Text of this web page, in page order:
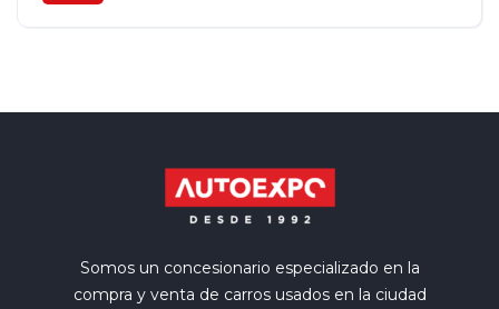
Somos un concesionario especializado en la
compra y venta de carros usados en la ciudad